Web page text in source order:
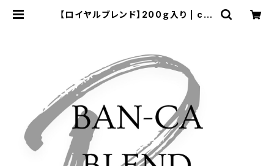
【ロイヤルブレンド】200ｇ入り | cof